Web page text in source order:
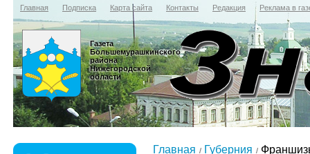
Главная Подписка Карта сайта Контакты Редакция Реклама в
Газета
Большемурашкинского
района
Нижегородской
области
Главная Губерния